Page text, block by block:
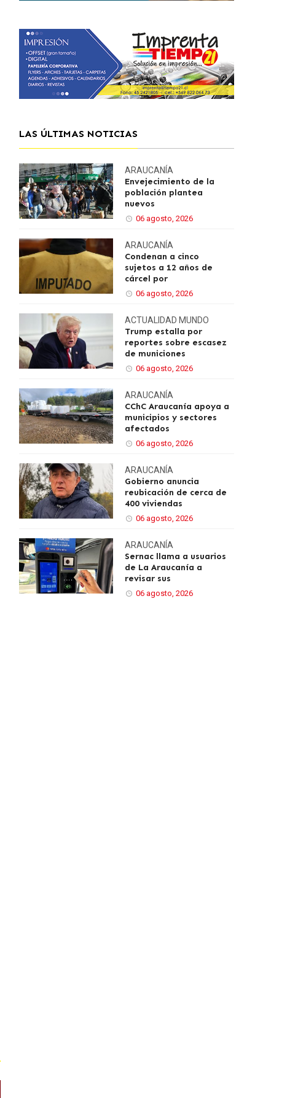
LAS ÚLTIMAS NOTICIAS
ARAUCANÍA
Envejecimiento de la
población plantea
nuevos
06 agosto, 2026
ARAUCANÍA
Condenan a cinco
sujetos a 12 años de
cárcel por
06 agosto, 2026
ACTUALIDAD MUNDO
Trump estalla por
reportes sobre escasez
de municiones
06 agosto, 2026
ARAUCANÍA
CChC Araucanía apoya a
municipios y sectores
afectados
06 agosto, 2026
ARAUCANÍA
Gobierno anuncia
reubicación de cerca de
400 viviendas
06 agosto, 2026
ARAUCANÍA
Sernac llama a usuarios
de La Araucanía a
revisar sus
06 agosto, 2026